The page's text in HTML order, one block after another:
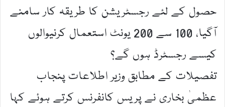
حصول کے لئے رجسٹریشن کا طریقہ کار سامنے
آگیا، 100 سے 200 یونٹ استعمال کرنیوالوں
کیسے رجسٹرڈ ہوں گے؟
تفصیلات کے مطابق وزیر اطلاعات پنجاب
عظمیٰ بخاری نے پریس کانفرنس کرتے ہوئے کہا